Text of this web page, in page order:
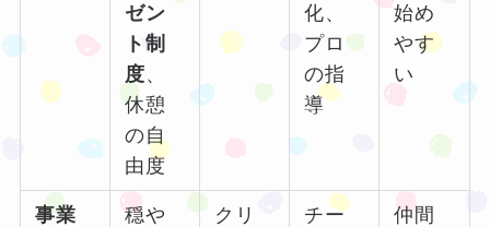
ゼン
ト制
度、
休憩
の自
由度
化、
プロ
の指
導
始め
やす
い
事業
穏や
クリ
チー
仲間